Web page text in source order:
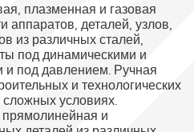
плазменная и газовая
аппаратов, деталей, узлов,
из различных сталей,
под динамическими и
и под давлением. Ручная
и технологических
условиях.
и